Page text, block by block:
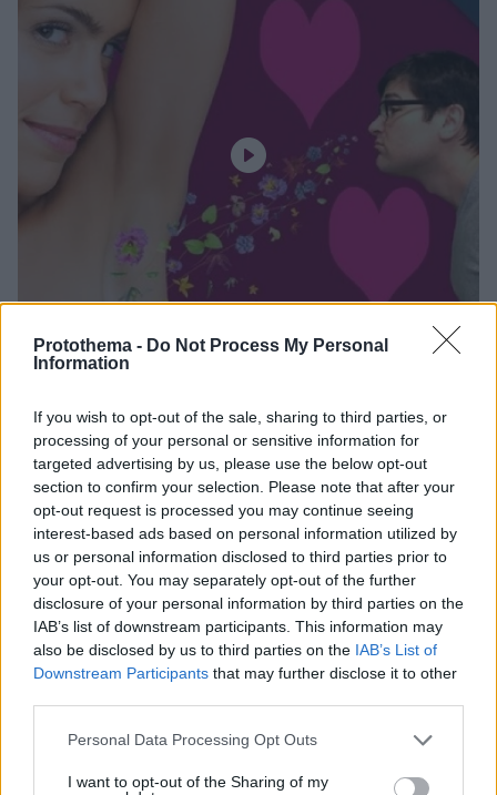
Protothema - Do Not Process My Personal
Information
If you wish to opt-out of the sale, sharing to third parties, or
processing of your personal or sensitive information for
targeted advertising by us, please use the below opt-out
section to confirm your selection. Please note that after your
opt-out request is processed you may continue seeing
interest-based ads based on personal information utilized by
us or personal information disclosed to third parties prior to
your opt-out. You may separately opt-out of the further
disclosure of your personal information by third parties on the
IAB’s list of downstream participants. This information may
also be disclosed by us to third parties on the IAB’s List of
Downstream Participants that may further disclose it to other
Please note that this website/app uses one or more Google
not limited to your visit or usage behaviour. You may click to
Personal Data Processing Opt Outs
I want to opt-out of the Sharing of my
Ωστόσο, πολλές εταιρείες υπόσχονται ότι
έχουν αντιγράψει αυτή τη βιολογική “συνταγή”
του ζωικού βασιλείου, δημιουργώντας αρώματα
φερομόνηςπου σύμφωνα με τους ίδιους,
εμπνέουν σεξουαλική έλξη στους ανθρώπους
που μας μυρίζουν. Τα συστατικά στα αρώματα
αυτά μπορεί να περιλαμβάνουν την επι-
ανδροστερόνη, το άλφα-ανδροστάνο, την
ανδροσταδιενόνη και την ανδροστενόνη.
συστατικών που προέρχονται από τους
ανδρικούς ιδρωτοποιούς αδένες, κάποιων